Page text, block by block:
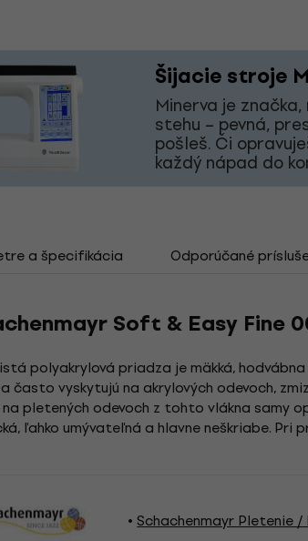
Šijacie stroje
Minerva je
stehu – pevná,
pošleš. Či
každý nápad do
a špecifikácia Odporúčané
Soft & Easy Fine
polyakrylová priadza je mäkká,
často vyskytujú na akrylových odevoch,
na pletených odevoch z tohto vlákna samy
ľahko umývateľná a hlavne neškriabe.
Schachenmayr Pletenie /